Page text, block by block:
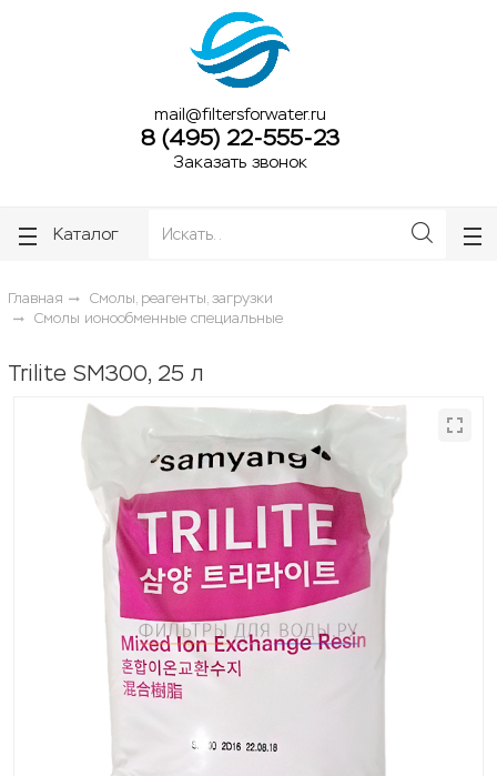
mail@filtersforwater.ru
8 (495) 22-555-23
Заказать звонок
Каталог
Главная
Смолы, реагенты, загрузки
Смолы ионообменные специальные
Trilite SM300, 25 л